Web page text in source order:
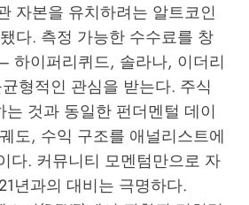
자본을 유치하려는 알트코인
다. 측정 가능한 수수료를 창
하이퍼리퀴드, 솔라나, 이더리
형적인 관심을 받는다. 주식
것과 동일한 펀더멘털 데이
도, 수익 구조를 애널리스트에
다. 커뮤니티 모멘텀만으로 자
년과의 대비는 극명하다.